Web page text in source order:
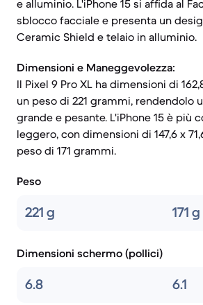
e alluminio. L'iPhone 15 si affida al
sblocco facciale e presenta un
Ceramic Shield e telaio in alluminio.
Dimensioni e Maneggevolezza:
Il Pixel 9 Pro XL ha dimensioni di
un peso di 221 grammi, rendendolo
grande e pesante. L'iPhone 15 è più
leggero, con dimensioni di 147,6 x
peso di 171 grammi.
Peso
221 g 171 g
Dimensioni schermo (pollici)
6.8 6.1